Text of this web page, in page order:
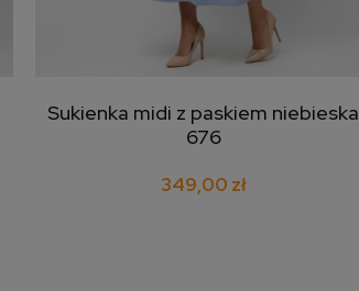
dodaj do koszyka
Sukienka midi z paskiem niebieska
676
349,00 zł